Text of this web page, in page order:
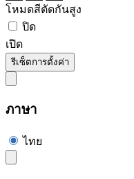
โหมดสีตัดกันสูง
ปิด
เปิด
รีเซ็ตการตั้งค่า
ภาษา
ไทย